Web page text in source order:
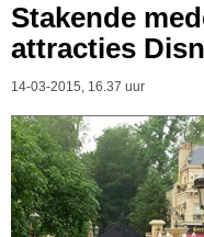
Stakende
attracties
14-03-2015, 16.37 uur